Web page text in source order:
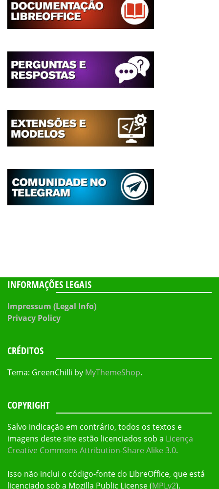
INFORMAÇÕES LEGAIS
Impressum (Legal Info)
Privacy Policy
CRÉDITOS
Tema: GreenChilli by MyThemeShop.
COPYRIGHT
Salvo indicação em contrário, todos os textos e
imagens deste site estão licenciados sob a Licença
Creative Commons Attribution-Share Alike 3.0.
Isso não inclui o código-fonte do LibreOffice, que está
licenciado sob a Mozilla Public License (MPLv2).